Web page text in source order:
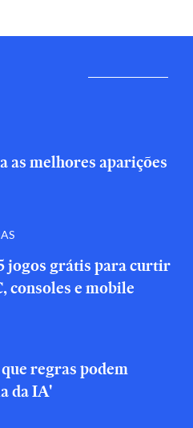
as melhores aparições
jogos grátis para curtir
consoles e mobile
regras podem
da IA'